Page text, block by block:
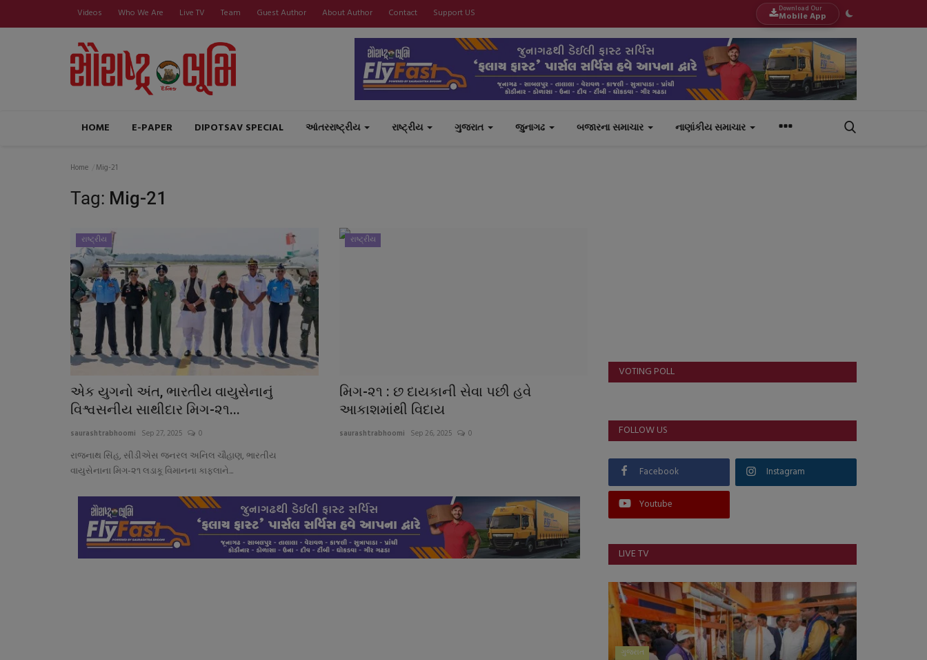
Videos Who We Are Live TV Team Guest Author About Author Contact Support US Download Our
Mobile App
HOME E-PAPER DIPOTSAV SPECIAL આંતરરાષ્ટ્રીય રાષ્ટ્રીય ગુજરાત જુનાગઢ બજારના સમાચાર નાણાંકીય સમાચાર
Home Mig-21
Tag: Mig-21
રાષ્ટ્રીય
એક યુગનો અંત, ભારતીય વાયુસેનાનું
વિશ્વસનીય સાથીદાર મિગ-૨૧...
saurashtrabhoomi Sep 27, 2025 0
રાજનાથ સિંહ, સીડીએસ જનરલ અનિલ ચૌહાણ, ભારતીય
વાયુસેનાના મિગ-૨૧ લડાકૂ વિમાનના કાફલાને...
રાષ્ટ્રીય
મિગ-૨૧ : છ દાયકાની સેવા પછી હવે
આકાશમાંથી વિદાય
saurashtrabhoomi Sep 26, 2025 0
VOTING POLL
FOLLOW US
Facebook Instagram
Youtube
LIVE TV
ગુજરાત